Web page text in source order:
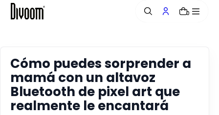
0
Cómo puedes sorprender a
mamá con un altavoz
Bluetooth de pixel art que
realmente le encantará